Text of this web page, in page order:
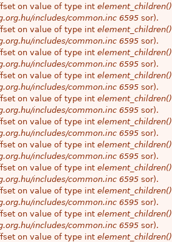
on value of type int element_children()
includes/common.inc 6595 sor).
on value of type int element_children()
includes/common.inc 6595 sor).
on value of type int element_children()
includes/common.inc 6595 sor).
on value of type int element_children()
includes/common.inc 6595 sor).
on value of type int element_children()
includes/common.inc 6595 sor).
on value of type int element_children()
includes/common.inc 6595 sor).
on value of type int element_children()
includes/common.inc 6595 sor).
on value of type int element_children()
includes/common.inc 6595 sor).
on value of type int element_children()
includes/common.inc 6595 sor).
on value of type int element_children()
includes/common.inc 6595 sor).
on value of type int element_children()